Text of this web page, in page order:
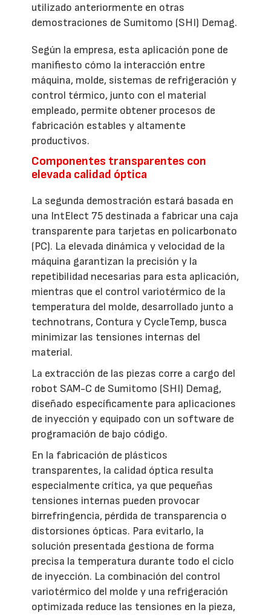
utilizado anteriormente en otras
demostraciones de Sumitomo (SHI) Demag.
Según la empresa, esta aplicación pone de
manifiesto cómo la interacción entre
máquina, molde, sistemas de refrigeración y
control térmico, junto con el material
empleado, permite obtener procesos de
fabricación estables y altamente
productivos.
Componentes transparentes con
elevada calidad óptica
La segunda demostración estará basada en
una IntElect 75 destinada a fabricar una caja
transparente para tarjetas en policarbonato
(PC). La elevada dinámica y velocidad de la
máquina garantizan la precisión y la
repetibilidad necesarias para esta aplicación,
mientras que el control variotérmico de la
temperatura del molde, desarrollado junto a
technotrans, Contura y CycleTemp, busca
minimizar las tensiones internas del
material.
La extracción de las piezas corre a cargo del
robot SAM-C de Sumitomo (SHI) Demag,
diseñado específicamente para aplicaciones
de inyección y equipado con un software de
programación de bajo código.
En la fabricación de plásticos
transparentes, la calidad óptica resulta
especialmente crítica, ya que pequeñas
tensiones internas pueden provocar
birrefringencia, pérdida de transparencia o
distorsiones ópticas. Para evitarlo, la
solución presentada gestiona de forma
precisa la temperatura durante todo el ciclo
de inyección. La combinación del control
variotérmico del molde y una refrigeración
optimizada reduce las tensiones en la pieza,